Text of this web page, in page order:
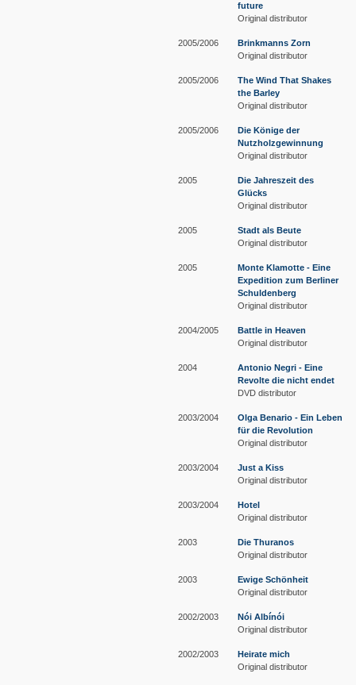
future
Original distributor
2005/2006
Brinkmanns Zorn
Original distributor
2005/2006
The Wind That Shakes
the Barley
Original distributor
2005/2006
Die Könige der
Nutzholzgewinnung
Original distributor
2005
Die Jahreszeit des
Glücks
Original distributor
2005
Stadt als Beute
Original distributor
2005
Monte Klamotte - Eine
Expedition zum Berliner
Schuldenberg
Original distributor
2004/2005
Battle in Heaven
Original distributor
2004
Antonio Negri - Eine
Revolte die nicht endet
DVD distributor
2003/2004
Olga Benario - Ein Leben
für die Revolution
Original distributor
2003/2004
Just a Kiss
Original distributor
2003/2004
Hotel
Original distributor
2003
Die Thuranos
Original distributor
2003
Ewige Schönheit
Original distributor
2002/2003
Nói Albínói
Original distributor
2002/2003
Heirate mich
Original distributor